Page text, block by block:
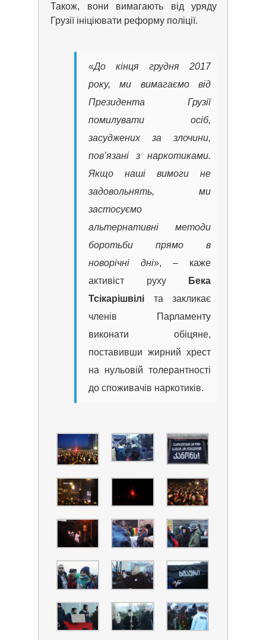
Також, вони вимагають від уряду
Грузії ініціювати реформу поліції.
«До кінця грудня 2017
року, ми вимагаємо від
Президента Грузії
помилувати осіб,
засуджених за злочини,
пов’язані з наркотиками.
Якщо наші вимоги не
задовольнять, ми
застосуємо
альтернативні методи
боротьби прямо в
новорічні дні», – каже
активіст руху
Бека
Тсікарішвілі та закликає
членів Парламенту
виконати обіцяне,
поставивши жирний хрест
на нульовій толерантності
до споживачів наркотиків.